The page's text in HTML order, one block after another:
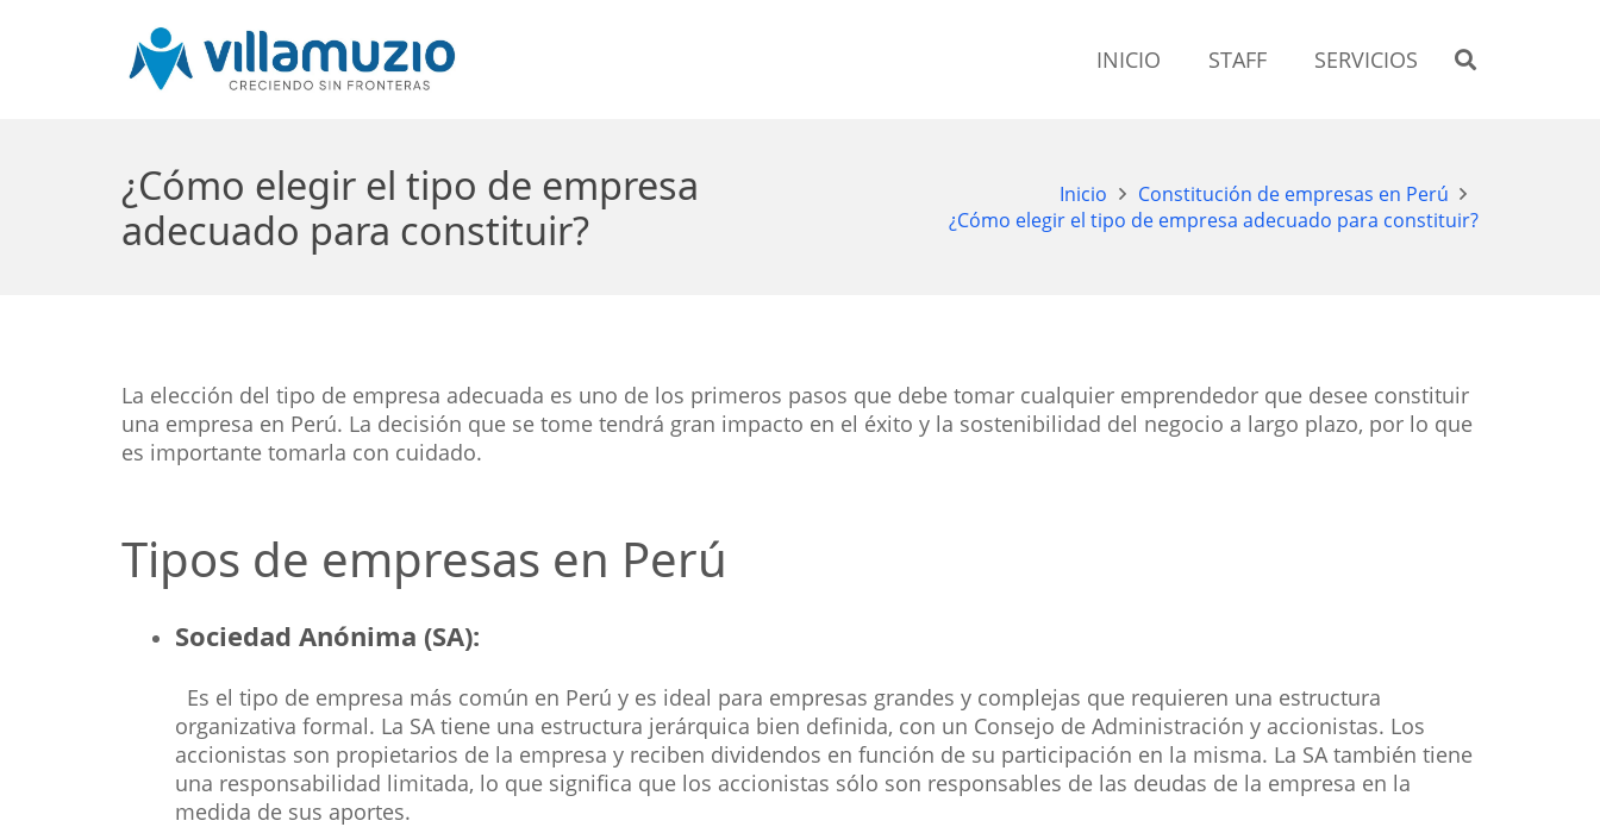
INICIO STAFF SERVICIOS
¿Cómo elegir el tipo de empresa
adecuado para constituir?
Inicio
Constitución de empresas en Perú
¿Cómo elegir el tipo de empresa adecuado para constituir?
La elección del tipo de empresa adecuada es uno de los primeros pasos que debe tomar cualquier emprendedor que desee constituir
una empresa en Perú. La decisión que se tome tendrá gran impacto en el éxito y la sostenibilidad del negocio a largo plazo, por lo que
es importante tomarla con cuidado.
Tipos de empresas en Perú
Sociedad Anónima (SA):
Es el tipo de empresa más común en Perú y es ideal para empresas grandes y complejas que requieren una estructura
organizativa formal. La SA tiene una estructura jerárquica bien definida, con un Consejo de Administración y accionistas. Los
accionistas son propietarios de la empresa y reciben dividendos en función de su participación en la misma. La SA también tiene
una responsabilidad limitada, lo que significa que los accionistas sólo son responsables de las deudas de la empresa en la
medida de sus aportes.